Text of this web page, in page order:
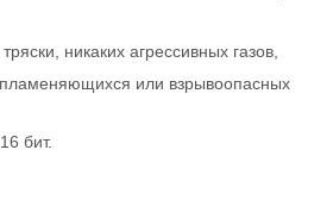
никаких агрессивных газов,
или взрывоопасных
бит.